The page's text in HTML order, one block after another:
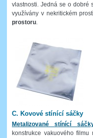
vlastnosti. Jedná se o dobré
využívány v nekritickém
prostoru
C. Kovové stínící sáčky
Metalizované stínící
konstrukce vakuového